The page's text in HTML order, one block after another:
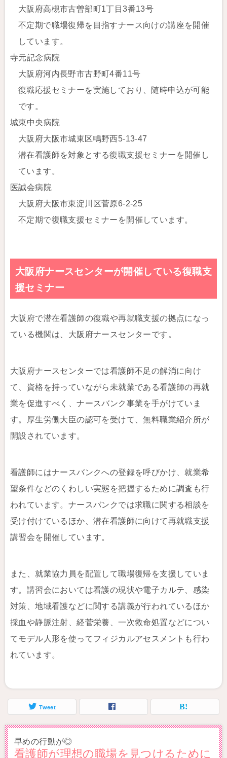
大阪府高槻市古曽部町1丁目3番13号
不定期で職場復帰を目指すナース向けの講座を開催
しています。
寺元記念病院
大阪府河内長野市古野町4番11号
復職応援セミナーを実施しており、随時申込が可能
です。
城東中央病院
大阪府大阪市城東区鴫野西5-13-47
潜在看護師を対象とする復職支援セミナーを開催し
ています。
医誠会病院
大阪府大阪市東淀川区菅原6-2-25
不定期で復職支援セミナーを開催しています。
大阪府ナースセンターが開催している復職支
援セミナー
大阪府で潜在看護師の復職や再就職支援の拠点になっ
ている機関は、大阪府ナースセンターです。
大阪府ナースセンターでは看護師不足の解消に向け
て、資格を持っていながら未就業である看護師の再就
業を促進すべく、ナースバンク事業を手がけていま
す。厚生労働大臣の認可を受けて、無料職業紹介所が
開設されています。
看護師にはナースバンクへの登録を呼びかけ、就業希
望条件などのくわしい実態を把握するために調査も行
われています。ナースバンクでは求職に関する相談を
受け付けているほか、潜在看護師に向けて再就職支援
講習会を開催しています。
また、就業協力員を配置して職場復帰を支援していま
す。講習会においては看護の現状や電子カルテ、感染
対策、地域看護などに関する講義が行われているほか
採血や静脈注射、経菅栄養、一次救命処置などについ
てモデル人形を使ってフィジカルアセスメントも行わ
れています。
Tweet
早めの行動が◎
看護師が理想の職場を見つけるために